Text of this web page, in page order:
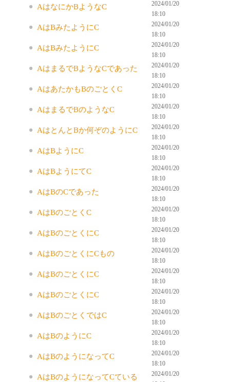
AはなにかBようなC
2024/01/20
18:10
AはBみたようにC
2024/01/20
18:10
AはBみたようにC
2024/01/20
18:10
AはまるでBようなCであった
2024/01/20
18:10
AはあたかもBのごとくC
2024/01/20
18:10
AはまるでBのようなC
2024/01/20
18:10
AはとんとBか何ぞのようにC
2024/01/20
18:10
AはBようにC
2024/01/20
18:10
AはBようにてC
2024/01/20
18:10
AはBのCであった
2024/01/20
18:10
AはBのごとくC
2024/01/20
18:10
AはBのごとくにC
2024/01/20
18:10
AはBのごとくにCもの
2024/01/20
18:10
AはBのごとくにC
2024/01/20
18:10
AはBのごとくにC
2024/01/20
18:10
AはBのごとくではC
2024/01/20
18:10
AはBのようにC
2024/01/20
18:10
AはBのようになってC
2024/01/20
18:10
AはBのようになってCている
2024/01/20